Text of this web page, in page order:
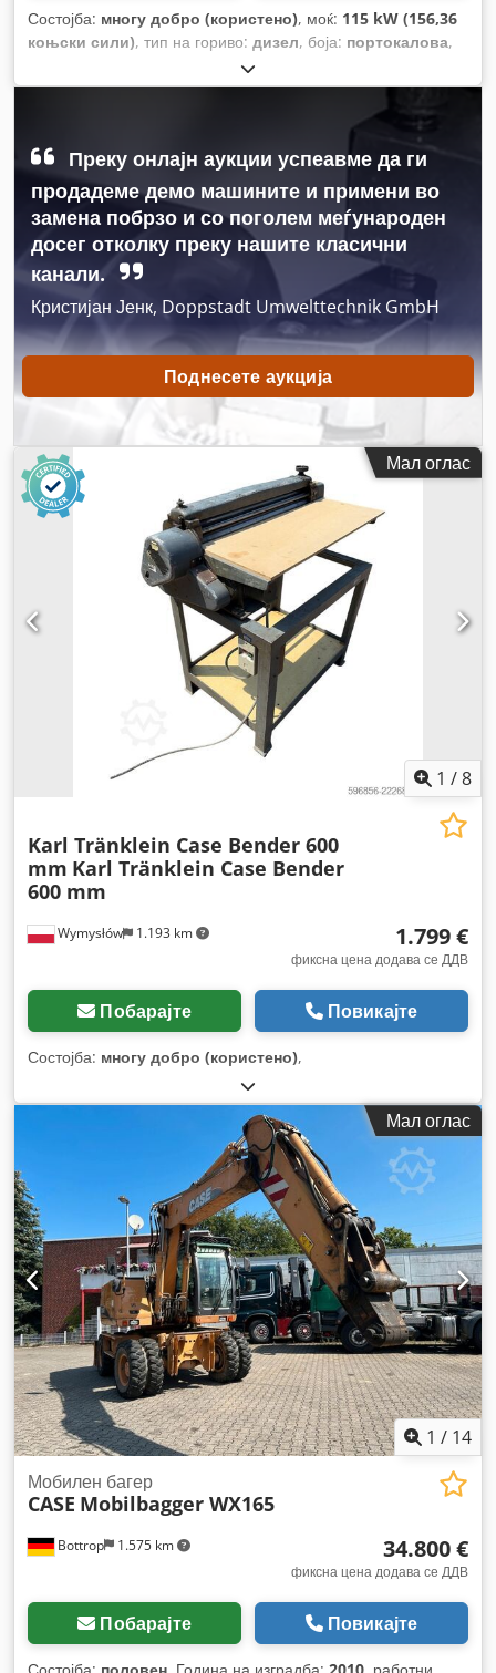
Состојба: многу добро (користено), моќ: 115 kW (156,36
коњски сили), тип на гориво: дизел, боја: портокалова,
, Година на изградба:
работни часови:15.109 h,
Преку онлајн аукции успеавме да ги
продадеме демо машините и примени во
замена побрзо и со поголем меѓународен
досег отколку преку нашите класични
канали.
Кристијан Јенк, Doppstadt Umwelttechnik GmbH
Поднесете аукција
Мал оглас
1 /8
Wymysłów 1.193 km
Karl Tränklein Case Bender 600
mm Karl Tränklein Case Bender
600 mm
1.799 €
фиксна цена додава се ДДВ
Побарајте Повикајте
Состојба: многу добро (користено),
Мал оглас
1 / 14
Bottrop 1.575 km
Мобилен багер
CASE Mobilbagger WX165
34.800 €
фиксна цена додава се ДДВ
Побарајте Повикајте